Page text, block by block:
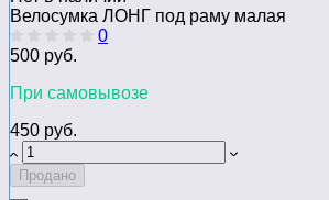
Велосумка ЛОНГ под раму малая
0
500 руб.
При самовывозе
450 руб.
Продано